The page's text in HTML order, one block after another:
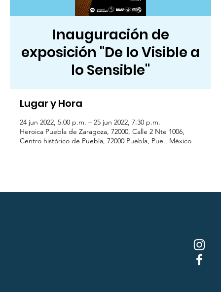
Inauguración de
exposición "De lo Visible a
lo Sensible"
Lugar y Hora
24 jun 2022, 5:00 p.m. – 25 jun 2022, 7:30 p.m.
Heroica Puebla de Zaragoza, 72000, Calle 2 Nte 1006,
Centro histórico de Puebla, 72000 Puebla, Pue., México